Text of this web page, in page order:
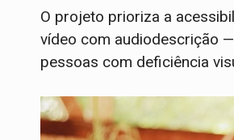
O projeto prioriza a
vídeo com audiodescrição
pessoas com deficiência